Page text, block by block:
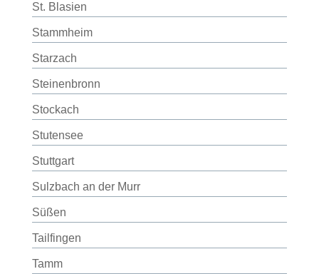
St. Blasien
Stammheim
Starzach
Steinenbronn
Stockach
Stutensee
Stuttgart
Sulzbach an der Murr
Süßen
Tailfingen
Tamm